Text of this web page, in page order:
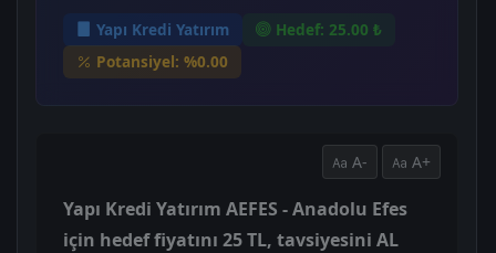
Yapı Kredi Yatırım
Hedef: 25.00 ₺
Potansiyel: %0.00
A- A+
Yapı Kredi Yatırım AEFES - Anadolu Efes
için hedef fiyatını 25 TL, tavsiyesini AL